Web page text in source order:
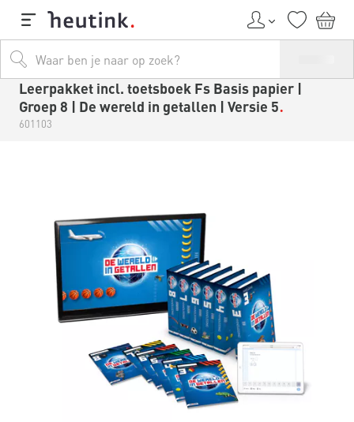
Leerpakket incl. toetsboek Fs Basis papier |
Groep 8 | De wereld in getallen | Versie 5
601103